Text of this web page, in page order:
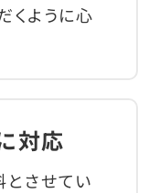
くように心
対応
させてい